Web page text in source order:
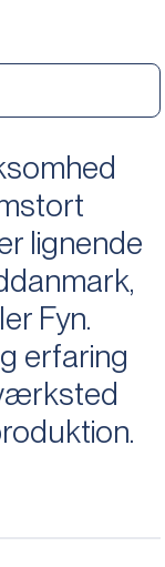
lignende
Fyn.
erfaring